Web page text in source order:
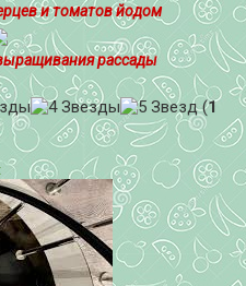
и томатов йодом
рассады
(1